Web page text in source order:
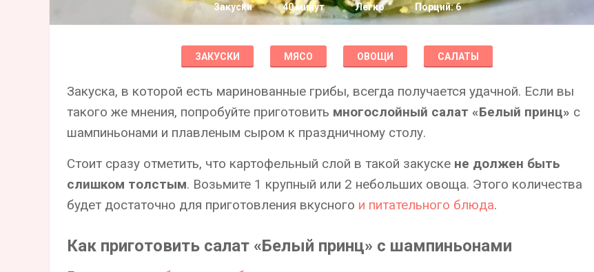
Закуски 40 минут Легко Порций: 6
ЗАКУСКИ МЯСО ОВОЩИ САЛАТЫ
Закуска, в которой есть маринованные грибы, всегда получается удачной. Если вы
такого же мнения, попробуйте приготовить многослойный салат «Белый принц» с
шампиньонами и плавленым сыром к праздничному столу.
Стоит сразу отметить, что картофельный слой в такой закуске не должен быть
слишком толстым. Возьмите 1 крупный или 2 небольших овоща. Этого количества
будет достаточно для приготовления вкусного и питательного блюда.
Как приготовить салат «Белый принц» с шампиньонами